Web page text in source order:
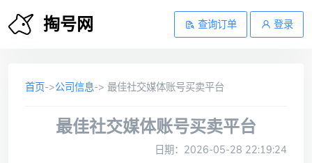
掏号网 查询订单 登录
首页->公司信息-> 最佳社交媒体账号买卖平台
最佳社交媒体账号买卖平台
日期：2026-05-28 22:19:24